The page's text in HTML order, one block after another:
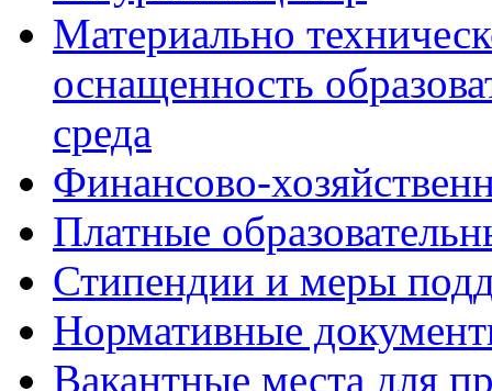
Материально
оснащенность
среда
Финансово-
Платные
Стипендии и меры
Нормативные
Вакантные места для